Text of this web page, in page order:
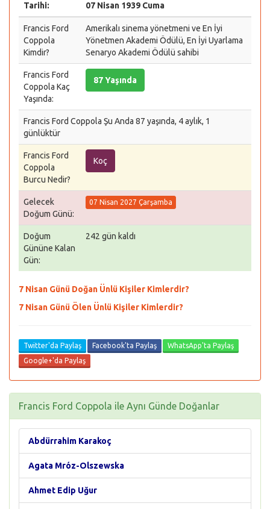
Tarihi:
07 Nisan 1939 Cuma
Francis Ford
Coppola
Kimdir?
Amerikalı sinema yönetmeni ve En İyi
Yönetmen Akademi Ödülü, En İyi Uyarlama
Senaryo Akademi Ödülü sahibi
Francis Ford
Coppola Kaç
Yaşında:
87 Yaşında
Francis Ford Coppola Şu Anda 87 yaşında, 4 aylık, 1
günlüktür
Francis Ford
Coppola
Burcu Nedir?
Koç
Gelecek
Doğum Günü:
07 Nisan 2027 Çarşamba
Doğum
Gününe Kalan
Gün:
242 gün kaldı
7 Nisan Günü Doğan Ünlü Kişiler Kimlerdir?
7 Nisan Günü Ölen Ünlü Kişiler Kimlerdir?
Twitter'da Paylaş Facebook'ta Paylaş
WhatsApp'ta Paylaş
Google+'da Paylaş
Francis Ford Coppola ile Aynı Günde Doğanlar
Abdürrahim Karakoç
Agata Mróz-Olszewska
Ahmet Edip Uğur